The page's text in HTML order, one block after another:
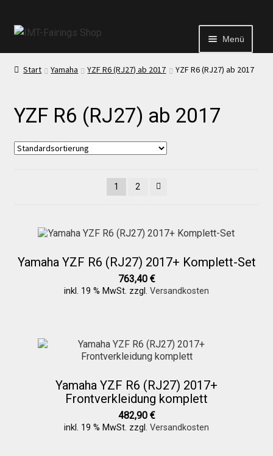
Menü
Start
Echtheit von Bewertungen
Kontakt
News
Infos zu unseren Produkten
Händlerkonditionen
Start Yamaha YZF R6 (RJ27) ab 2017 YZF R6 (RJ27) ab 2017
YZF R6 (RJ27) ab 2017
1 2
Yamaha YZF R6 (RJ27) 2017+ Komplett-Set
763,40 €
inkl. 19 % MwSt. zzgl. Versandkosten
Yamaha YZF R6 (RJ27) 2017+
Frontverkleidung komplett
482,90 €
inkl. 19 % MwSt. zzgl. Versandkosten